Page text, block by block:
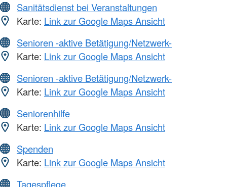
Sanitätsdienst bei Veranstaltungen
Karte: Link zur Google Maps Ansicht
Senioren -aktive Betätigung/Netzwerk-
Karte: Link zur Google Maps Ansicht
Senioren -aktive Betätigung/Netzwerk-
Karte: Link zur Google Maps Ansicht
Seniorenhilfe
Karte: Link zur Google Maps Ansicht
Spenden
Karte: Link zur Google Maps Ansicht
Tagespflege